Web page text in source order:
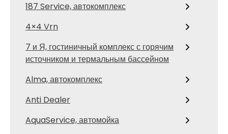
187 Service, автокомплекс
4×4 Vrn
7 и Я, гостиничный комплекс с горячим
источником и термальным бассейном
Alma, автокомплекс
Anti Dealer
AquaService, автомойка